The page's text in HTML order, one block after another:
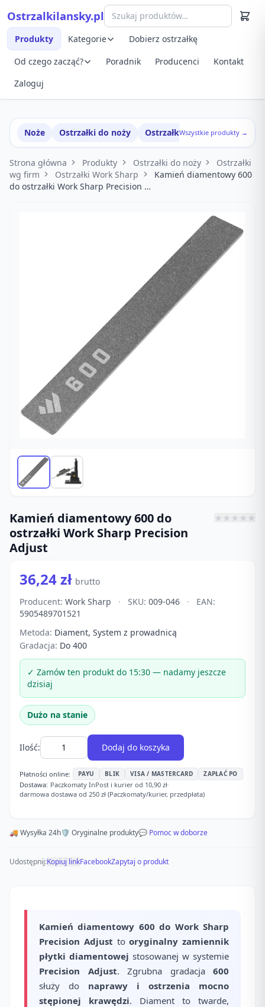
Ostrzalkilansky.pl
Produkty Kategorie
Dobierz ostrzałkę
Od czego zacząć?
Poradnik Producenci
Kontakt
Zaloguj
Noże Ostrzałki do noży Ostrzałki w zestawach
Wszystkie produkty →
Strona główna Produkty Ostrzałki do noży
Ostrzałki
wg firm
Ostrzałki Work Sharp
Kamień diamentowy 600
do ostrzałki Work Sharp Precision …
Kamień diamentowy 600 do
ostrzałki Work Sharp Precision
Adjust
★★★★★
36,24 zł brutto
Producent: Work Sharp · SKU: 009-046 ·
EAN:
5905489701521
Metoda: Diament, System z prowadnicą
Gradacja: Do 400
✓ Zamów ten produkt do 15:30 — nadamy jeszcze
dzisiaj
Dużo na stanie
Ilość: Dodaj do koszyka
Płatności online: PAYU BLIK VISA / MASTERCARD ZAPŁAĆ PO
Dostawa: Paczkomaty InPost i kurier od 10,90 zł·
darmowa dostawa od 250 zł (Paczkomaty/kurier, przedpłata)
🚚 Wysyłka 24h🛡️ Oryginalne produkty💬 Pomoc w doborze
Udostępnij:Kopiuj linkFacebookZapytaj o produkt
Kamień diamentowy 600 do Work Sharp
Precision Adjust tooryginalny zamiennik
płytki diamentowej stosowanej w systemie
Precision Adjust. Zgrubna gradacja 600
służy do naprawy i ostrzenia mocno
stępionej krawędzi. Diament to twarde,
Szybki podgląd produktu